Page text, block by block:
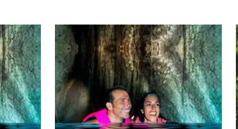
Rango
de
precios:
desde
$50.00
hasta
$110.00